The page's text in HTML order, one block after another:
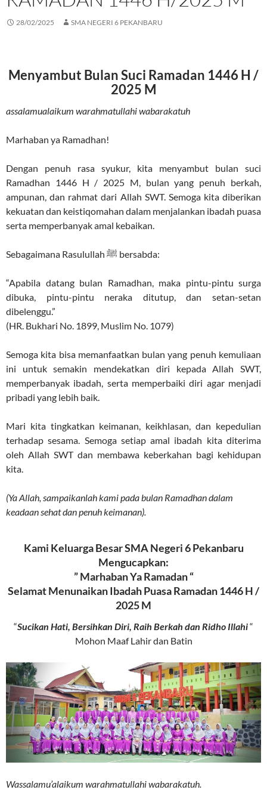
28/02/2025 SMA NEGERI 6 PEKANBARU
Menyambut Bulan Suci Ramadan 1446 H /
2025 M
assalamualaikum warahmatullahi wabarakatuh
Marhaban ya Ramadhan!
Dengan penuh rasa syukur, kita menyambut bulan suci
Ramadhan 1446 H / 2025 M, bulan yang penuh berkah,
ampunan, dan rahmat dari Allah SWT. Semoga kita diberikan
kekuatan dan keistiqomahan dalam menjalankan ibadah puasa
serta memperbanyak amal kebaikan.
Sebagaimana Rasulullah ﷺ bersabda:
“Apabila datang bulan Ramadhan, maka pintu-pintu surga
dibuka, pintu-pintu neraka ditutup, dan setan-setan
dibelenggu.”
(HR. Bukhari No. 1899, Muslim No. 1079)
Semoga kita bisa memanfaatkan bulan yang penuh kemuliaan
ini untuk semakin mendekatkan diri kepada Allah SWT,
memperbanyak ibadah, serta memperbaiki diri agar menjadi
pribadi yang lebih baik.
Mari kita tingkatkan keimanan, keikhlasan, dan kepedulian
terhadap sesama. Semoga setiap amal ibadah kita diterima
oleh Allah SWT dan membawa keberkahan bagi kehidupan
kita.
(Ya Allah, sampaikanlah kami pada bulan Ramadhan dalam
keadaan sehat dan penuh keimanan).
Kami Keluarga Besar SMA Negeri 6 Pekanbaru
Mengucapkan:
” Marhaban Ya Ramadan “
Selamat Menunaikan Ibadah Puasa Ramadan 1446 H /
2025 M
“Sucikan Hati, Bersihkan Diri, Raih Berkah dan Ridho Illahi“
Mohon Maaf Lahir dan Batin
Wassalamu’alaikum warahmatullahi wabarakatuh.